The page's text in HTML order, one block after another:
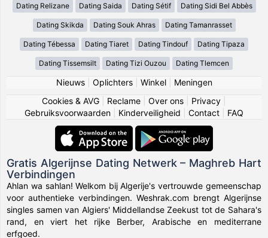
Dating Relizane Dating Saida Dating Sétif Dating Sidi Bel Abbès
Dating Skikda Dating Souk Ahras Dating Tamanrasset
Dating Tébessa Dating Tiaret Dating Tindouf Dating Tipaza
Dating Tissemsilt Dating Tizi Ouzou Dating Tlemcen
Nieuws| Oplichters| Winkel| Meningen
Cookies & AVG
Reclame Over ons Privacy
Gebruiksvoorwaarden
Kinderveiligheid Contact FAQ
Gratis Algerijnse Dating Netwerk – Maghreb Hart
Verbindingen
Ahlan wa sahlan! Welkom bij Algerije's vertrouwde gemeenschap
voor authentieke verbindingen. Weshrak.com brengt Algerijnse
singles samen van Algiers' Middellandse Zeekust tot de Sahara's
rand, en viert het rijke Berber, Arabische en mediterrane
erfgoed.